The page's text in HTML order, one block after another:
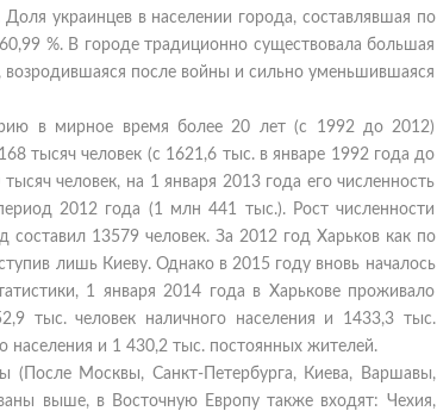
украинцев в населении города, составлявшая по
%. В городе традиционно существовала большая
после войны и сильно уменьшившаяся
в мирное время более 20 лет (с 1992 до 2012)
тысяч человек (с 1621,6 тыс. в январе 1992 года до
человек, на 1 января 2013 года его численность
2012 года (1 млн 441 тыс.). Рост численности
составил 13579 человек. За 2012 год Харьков как по
лишь Киеву. Однако в 2015 году вновь началось
1 января 2014 года в Харькове проживало
тыс. человек наличного населения и 1433,3 тыс.
населения и 1 430,2 тыс. постоянных жителей.
(После Москвы, Санкт-Петербурга, Киева, Варшавы,
выше, в Восточную Европу также входят: Чехия,